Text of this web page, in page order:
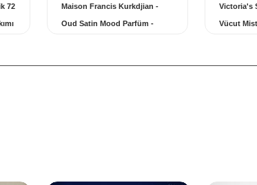
72
bir koku. Kalıc ...daha
fazlası...
Maison Francis Kurkdjian -
Oud Satin Mood Parfüm -
daha
Victoria's
Vücut